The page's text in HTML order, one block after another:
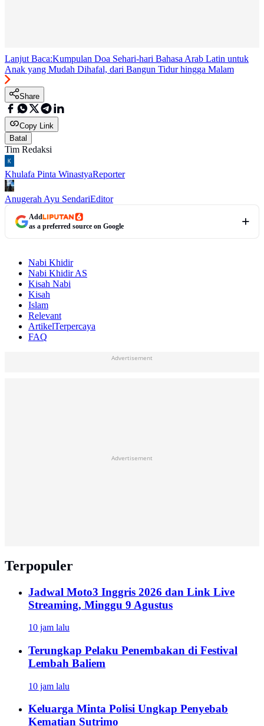
Lanjut Baca:Kumpulan Doa Sehari-hari Bahasa Arab Latin untuk
Anak yang Mudah Dihafal, dari Bangun Tidur hingga Malam
Share
Copy Link
Batal
Tim Redaksi
Khulafa Pinta WinastyaReporter
Anugerah Ayu SendariEditor
Add
as a preferred source on Google
Nabi Khidir
Nabi Khidir AS
Kisah Nabi
Kisah
Islam
Relevant
ArtikelTerpercaya
FAQ
Advertisement
Advertisement
Terpopuler
Jadwal Moto3 Inggris 2026 dan Link Live
Streaming, Minggu 9 Agustus
10 jam lalu
Terungkap Pelaku Penembakan di Festival
Lembah Baliem
10 jam lalu
Keluarga Minta Polisi Ungkap Penyebab
Kematian Sutrimo